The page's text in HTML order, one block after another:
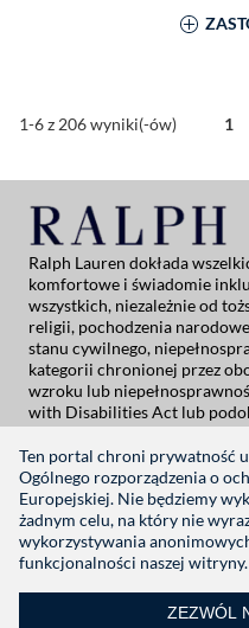
Ten portal chroni prywatność
Ogólnego rozporządzenia o
Europejskiej. Nie będziemy
żadnym celu, na który nie
wykorzystywania
funkcjonalności naszej witryny.
ZEZWÓL
1-6 z 206 wyniki(-ów) 1
Ralph Lauren dokłada
komfortowe i świadomie
wszystkich, niezależnie od
religii, pochodzenia
stanu cywilnego,
kategorii chronionej przez
wzroku lub
with Disabilities Act lub
możliwe dostosowania
Lauren, skontaktuj się z
W przypadku wszystkich
w procesie aplikowania
Polityka prywatności
Manage